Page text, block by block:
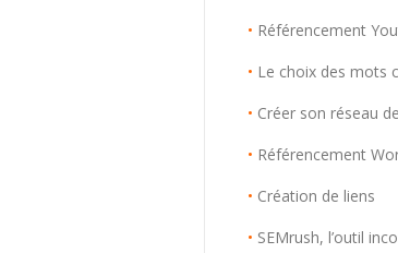
• Référencement
• Le choix des mots
• Créer son réseau
• Référencement
• Création de liens
• SEMrush, l’outil